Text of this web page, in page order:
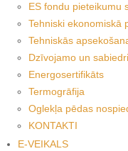
ES fondu pieteikumu
Tehniski ekonomiskā
Tehniskās
Dzīvojamo un
Energosertifikāts
Termogrāfija
Oglekļa pēdas
KONTAKTI
E-VEIKALS